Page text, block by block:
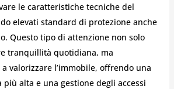
le caratteristiche tecniche del
elevati standard di protezione anche
Questo tipo di attenzione non solo
tranquillità quotidiana, ma
valorizzare l’immobile, offrendo una
più alta e una gestione degli accessi